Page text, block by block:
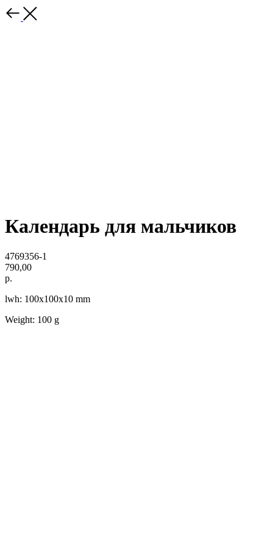
Календарь для мальчиков
4769356-1
790,00
р.
lwh: 100x100x10 mm
Weight: 100 g